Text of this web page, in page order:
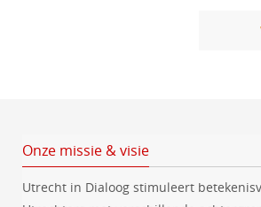
Onze missie & visie
Utrecht in Dialoog stimuleert